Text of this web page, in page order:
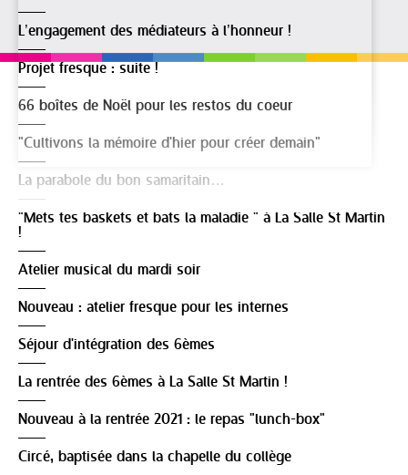
L’engagement des médiateurs à l’honneur !
Projet fresque : suite !
66 boîtes de Noël pour les restos du coeur
"Cultivons la mémoire d'hier pour créer demain"
La parabole du bon samaritain…
"Mets tes baskets et bats la maladie " à La Salle St Martin
!
Atelier musical du mardi soir
Nouveau : atelier fresque pour les internes
Séjour d'intégration des 6èmes
La rentrée des 6èmes à La Salle St Martin !
Nouveau à la rentrée 2021 : le repas "lunch-box"
Circé, baptisée dans la chapelle du collège